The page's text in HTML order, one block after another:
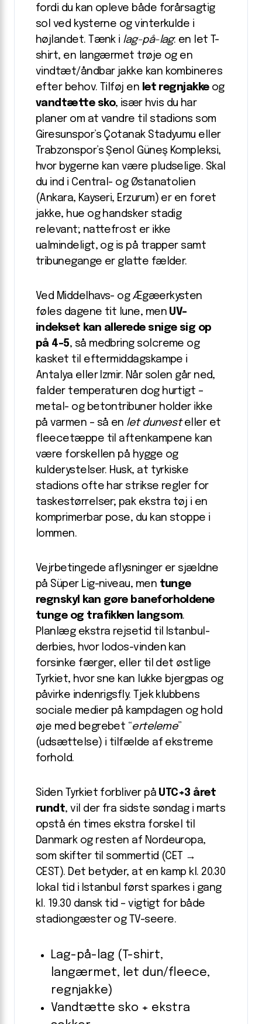
fordi du kan opleve både forårsagtig
sol ved kysterne og vinterkulde i
højlandet. Tænk i lag-på-lag: en let T-
shirt, en langærmet trøje og en
vindtæt/åndbar jakke kan kombineres
efter behov. Tilføj en let regnjakkeog
vandtætte sko, især hvis du har
planer om at vandre til stadions som
Giresunspor’s Çotanak Stadyumu eller
Trabzonspor’s Şenol Güneş Kompleksi,
hvor bygerne kan være pludselige. Skal
du ind i Central- og Østanatolien
(Ankara, Kayseri, Erzurum) er en foret
jakke, hue og handsker stadig
relevant; nattefrost er ikke
ualmindeligt, og is på trapper samt
tribune­gange er glatte fælder.
Ved Middelhavs- og Ægæerkysten
føles dagene tit lune, men UV-
indekset kan allerede snige sig op
på 4-5, så medbring solcreme og
kasket til eftermiddagskampe i
Antalya eller Izmir. Når solen går ned,
falder temperaturen dog hurtigt –
metal- og betontribuner holder ikke
på varmen – så en let dunvesteller et
fleece­tæppe til aftenkampene kan
være forskellen på hygge og
kulderystelser. Husk, at tyrkiske
stadions ofte har strikse regler for
taskestørrelser; pak ekstra tøj i en
komprimerbar pose, du kan stoppe i
lommen.
Vejr­betingede aflysninger er sjældne
på Süper Lig-niveau, men tunge
regnskyl kan gøre bane­forholdene
tunge og trafikken langsom.
Planlæg ekstra rejsetid til Istanbul-
derbies, hvor lodos-vinden kan
forsinke færger, eller til det østlige
Tyrkiet, hvor sne kan lukke bjergpas og
påvirke indenrigsfly. Tjek klubbens
sociale medier på kampdagen og hold
øje med begrebet “erteleme”
(udsættelse) i tilfælde af ekstreme
forhold.
Siden Tyrkiet forbliver på UTC+3 året
rundt, vil der fra sidste søndag i marts
opstå én times ekstra forskel til
Danmark og resten af Nordeuropa,
som skifter til sommertid (CET →
CEST). Det betyder, at en kamp kl. 20.30
lokal tid i Istanbul først sparkes i gang
kl. 19.30 dansk tid – vigtigt for både
stadion­gæster og TV-seere.
Lag-på-lag (T-shirt,
langærmet, let dun/fleece,
regnjakke)
Vandtætte sko + ekstra